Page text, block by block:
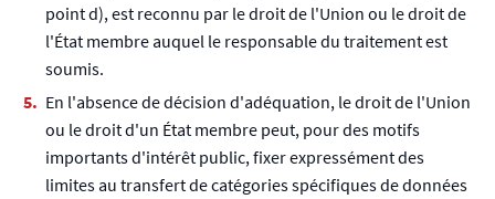
point d), est reconnu par le droit de l'Union ou le droit de
l'État membre auquel le responsable du traitement est
soumis.
En l'absence de décision d'adéquation, le droit de l'Union
ou le droit d'un État membre peut, pour des motifs
importants d'intérêt public, fixer expressément des
limites au transfert de catégories spécifiques de données